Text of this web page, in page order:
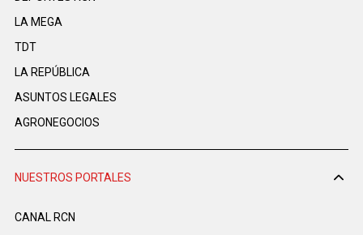
LA MEGA
TDT
LA REPÚBLICA
ASUNTOS LEGALES
AGRONEGOCIOS
NUESTROS PORTALES
CANAL RCN